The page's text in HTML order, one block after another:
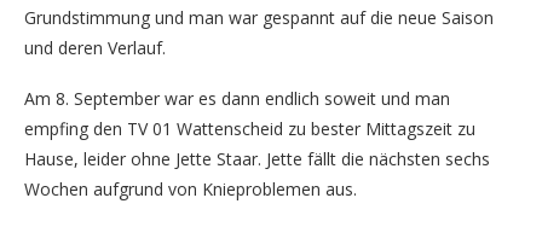
Grundstimmung und man war gespannt auf die neue Saison
und deren Verlauf.
Am 8. September war es dann endlich soweit und man
empfing den TV 01 Wattenscheid zu bester Mittagszeit zu
Hause, leider ohne Jette Staar. Jette fällt die nächsten sechs
Wochen aufgrund von Knieproblemen aus.